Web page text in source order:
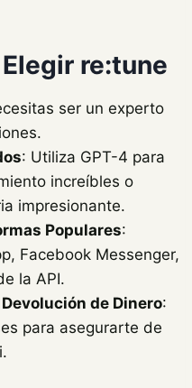
re:tune
ser un experto
: Utiliza GPT-4 para
increíbles o
impresionante.
Populares:
Facebook Messenger,
la API.
de Dinero:
para asegurarte de